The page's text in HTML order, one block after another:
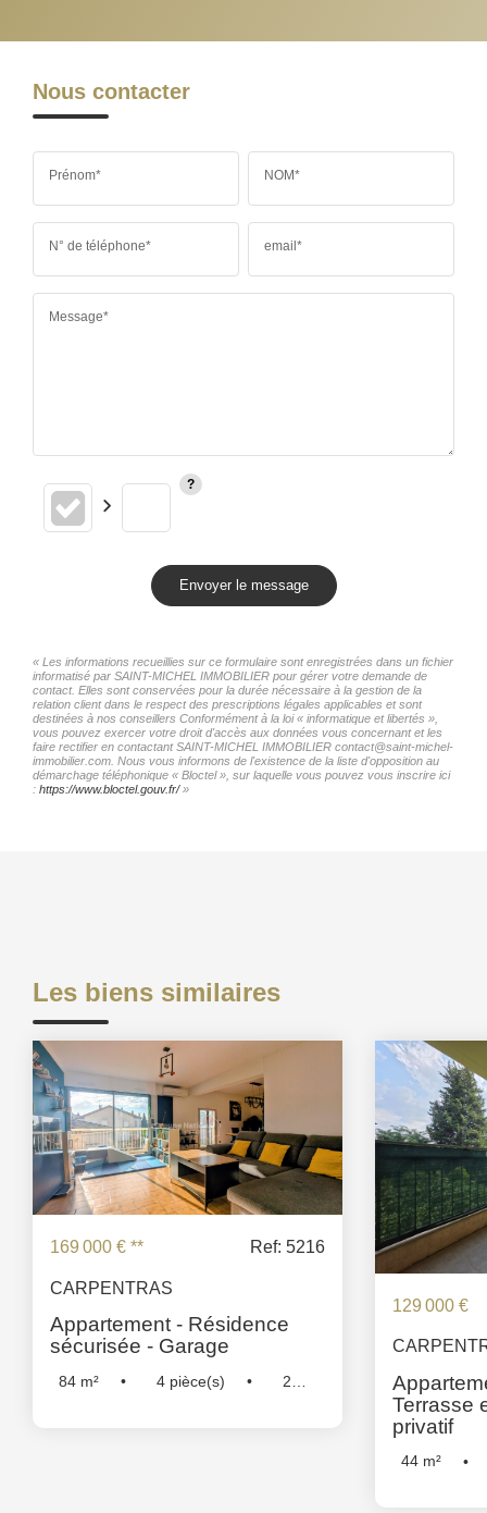
Nous contacter
Prénom* NOM*
N° de téléphone* email*
Message*
Envoyer le message
« Les informations recueillies sur ce formulaire sont enregistrées dans un fichier
informatisé par SAINT-MICHEL IMMOBILIER pour gérer votre demande de
contact. Elles sont conservées pour la durée nécessaire à la gestion de la
relation client dans le respect des prescriptions légales applicables et sont
destinées à nos conseillers Conformément à la loi « informatique et libertés »,
vous pouvez exercer votre droit d'accès aux données vous concernant et les
faire rectifier en contactant SAINT-MICHEL IMMOBILIER contact@saint-michel-
immobilier.com. Nous vous informons de l'existence de la liste d'opposition au
démarchage téléphonique « Bloctel », sur laquelle vous pouvez vous inscrire ici
: https://www.bloctel.gouv.fr/»
Les biens similaires
169 000 € ** Ref: 5216
CARPENTRAS
Appartement - Résidence
sécurisée - Garage
84 m² 4 pièce(s)
2
129 000 €
Terrasse
privatif
44 m²